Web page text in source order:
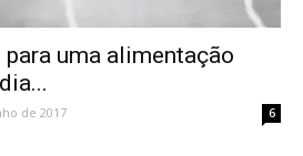
uma alimentação
de 2017 6